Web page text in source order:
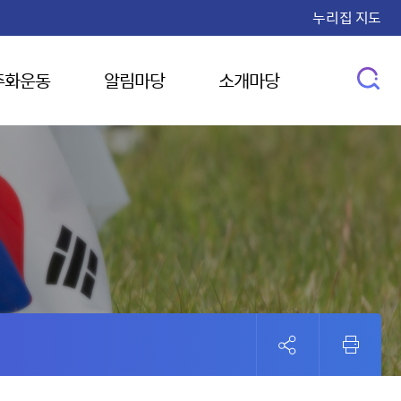
누리집 지도
운동 알림마당 소개마당